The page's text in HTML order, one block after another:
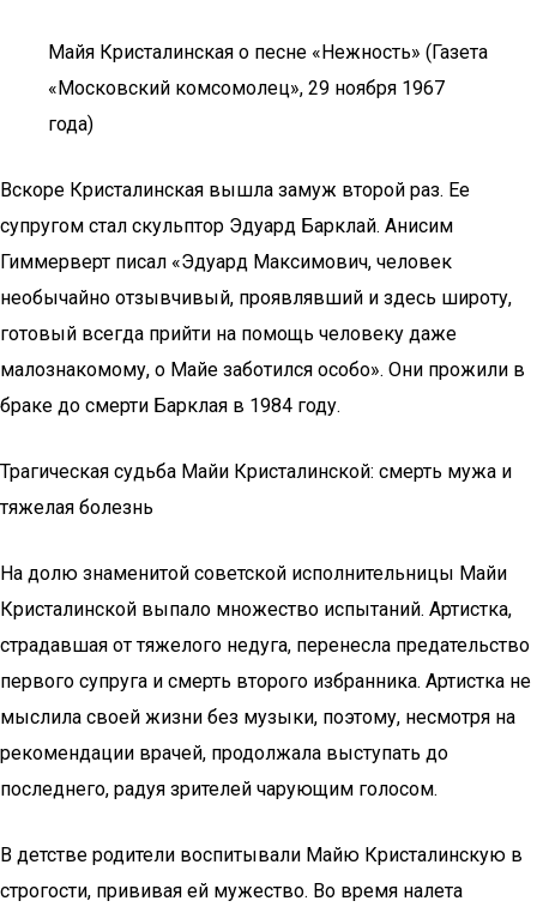
Майя Кристалинская о песне «Нежность» (Газета
«Московский комсомолец», 29 ноября 1967
года)
Вскоре Кристалинская вышла замуж второй раз. Ее
супругом стал скульптор Эдуард Барклай. Анисим
Гиммерверт писал «Эдуард Максимович, человек
необычайно отзывчивый, проявлявший и здесь широту,
готовый всегда прийти на помощь человеку даже
малознакомому, о Майе заботился особо». Они прожили в
браке до смерти Барклая в 1984 году.
Трагическая судьба Майи Кристалинской: смерть мужа и
тяжелая болезнь
На долю знаменитой советской исполнительницы Майи
Кристалинской выпало множество испытаний. Артистка,
страдавшая от тяжелого недуга, перенесла предательство
первого супруга и смерть второго избранника. Артистка не
мыслила своей жизни без музыки, поэтому, несмотря на
рекомендации врачей, продолжала выступать до
последнего, радуя зрителей чарующим голосом.
В детстве родители воспитывали Майю Кристалинскую в
строгости, прививая ей мужество. Во время налета